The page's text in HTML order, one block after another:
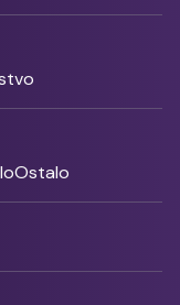
Ostalo